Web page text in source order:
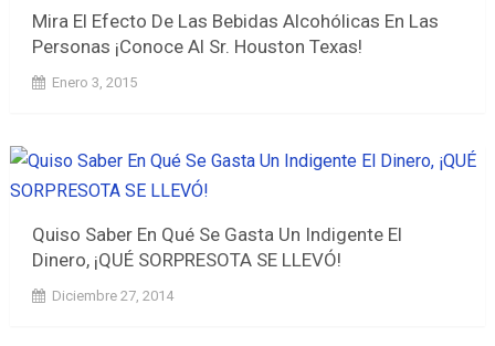
Mira El Efecto De Las Bebidas Alcohólicas En Las
Personas ¡Conoce Al Sr. Houston Texas!
Enero 3, 2015
Quiso Saber En Qué Se Gasta Un Indigente El
Dinero, ¡QUÉ SORPRESOTA SE LLEVÓ!
Diciembre 27, 2014